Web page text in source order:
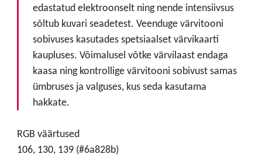
edastatud elektroonselt ning nende intensiivsus
sõltub kuvari seadetest. Veenduge värvitooni
sobivuses kasutades spetsiaalset värvikaarti
kaupluses. Võimalusel võtke värvilaast endaga
kaasa ning kontrollige värvitooni sobivust samas
ümbruses ja valguses, kus seda kasutama
hakkate.
RGB väärtused
106, 130, 139 (#6a828b)